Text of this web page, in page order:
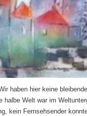
haben hier keine
Welt war im
kein Fernsehsender